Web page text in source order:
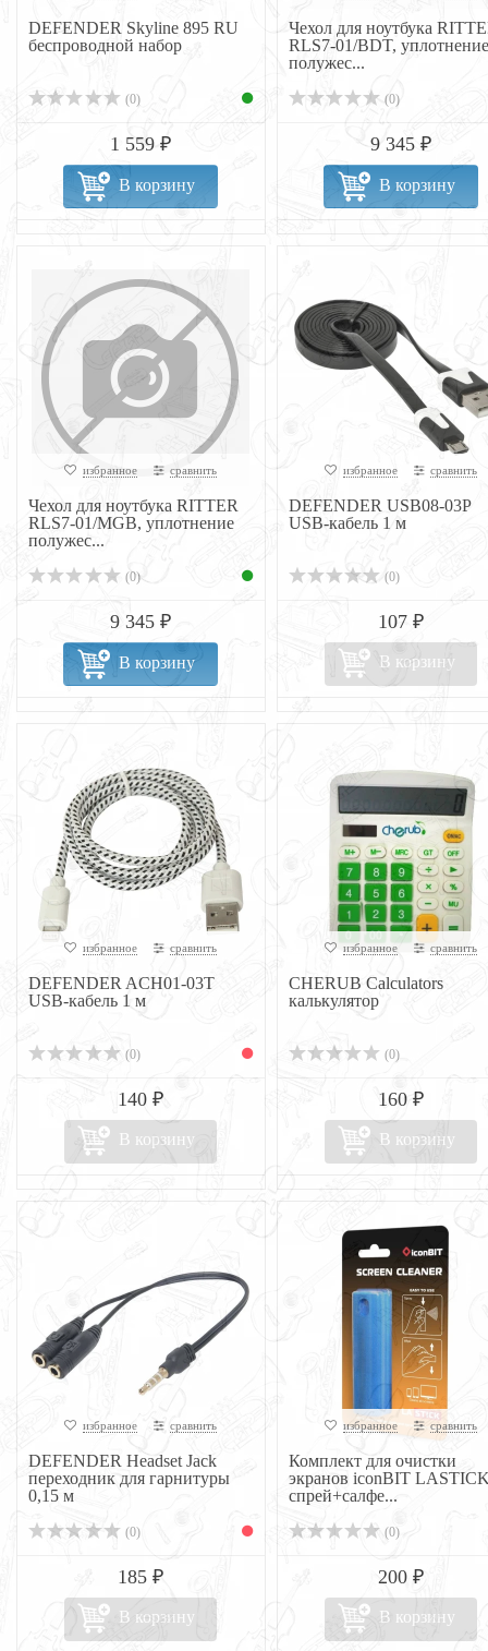
DEFENDER Skyline 895 RU
беспроводной набор
(0)
1 559 ₽
В корзину
Чехол для ноутбука
RLS7-01/BDT, уплотнение
полужес...
(0)
9 345 ₽
В корзину
избранное сравнить
Чехол для ноутбука RITTER
RLS7-01/MGB, уплотнение
полужес...
(0)
9 345 ₽
В корзину
избранное сравнить
DEFENDER USB08-03P
USB-кабель 1 м
(0)
107 ₽
В корзину
избранное сравнить
DEFENDER ACH01-03T
USB-кабель 1 м
(0)
140 ₽
В корзину
избранное сравнить
CHERUB Calculators
калькулятор
(0)
160 ₽
В корзину
избранное сравнить
DEFENDER Headset Jack
переходник для гарнитуры
0,15 м
(0)
185 ₽
В корзину
избранное сравнить
Комплект для очистки
экранов iconBIT
спрей+салфе...
(0)
200 ₽
В корзину